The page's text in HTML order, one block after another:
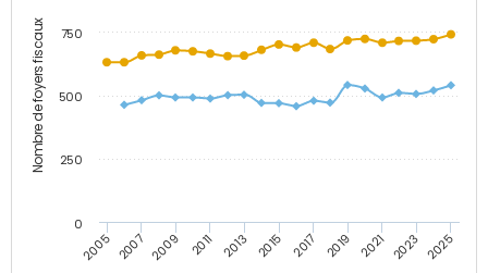
Nombre de foyers fiscaux
2005 2007 2009 2011 2013 2015 2017 2019 2021 2023 2025
0
250
500
750